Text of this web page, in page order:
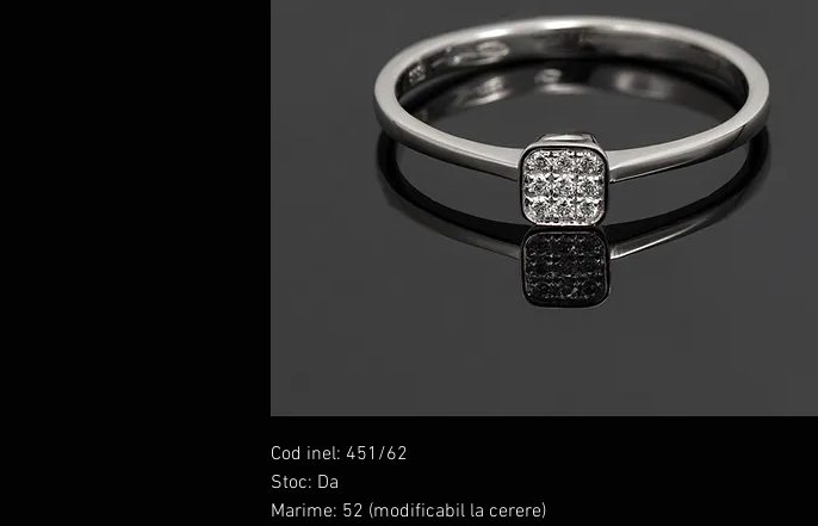
Cod inel: 451/62
Stoc: Da
Marime: 52 (modificabil la cerere)